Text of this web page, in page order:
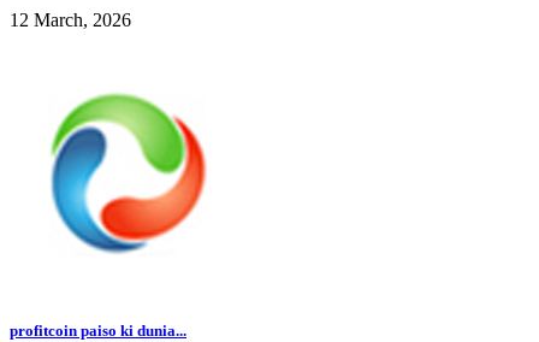
12 March, 2026
profitcoin paiso ki dunia...